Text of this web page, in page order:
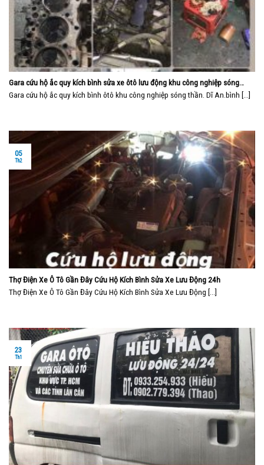
Gara cứu hộ ắc quy kích bình sửa xe ôtô lưu động khu công nghiệp sóng
thần bình dương
Gara cứu hộ ắc quy kích bình ôtô khu công nghiệp sóng thần. Dĩ An.bình [...]
Thợ Điện Xe Ô Tô Gần Đây Cứu Hộ Kích Bình Sửa Xe Lưu Động 24h
Thợ Điện Xe Ô Tô Gần Đây Cứu Hộ Kích Bình Sửa Xe Lưu Động [...]
05
Th2
23
Th1